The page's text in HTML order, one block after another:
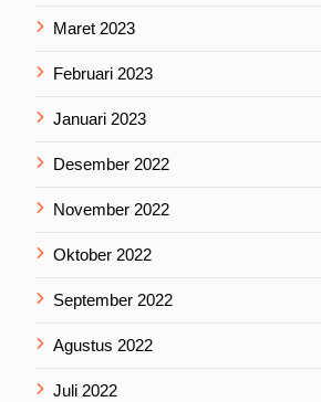
Maret 2023
Februari 2023
Januari 2023
Desember 2022
November 2022
Oktober 2022
September 2022
Agustus 2022
Juli 2022